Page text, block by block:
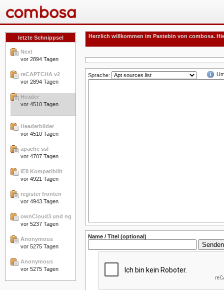
letzte Schnippsel
Next
vor 2894 Tagen
reCAPTCHA v2
vor 2894 Tagen
Header
vor 4510 Tagen
Headerbilder
vor 4510 Tagen
apache ssl
vor 4707 Tagen
IE8 Kompatibilit
vor 4921 Tagen
register fronten
vor 4943 Tagen
ownCloud3 und ng
vor 5237 Tagen
Anonymous
vor 5275 Tagen
Anonymous
vor 5275 Tagen
Herzlich willkommen im Pastebin von combosa.
Sprache:
Name / Titel (optional)